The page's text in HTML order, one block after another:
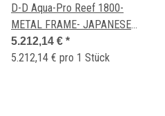
D-D Aqua-Pro Reef 1800-
METAL FRAME- JAPANESE
PEAR GLOSS
5.212,14 € *
5.212,14 € pro 1 Stück